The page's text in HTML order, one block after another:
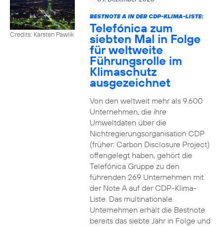
Credits: Karsten Pawlik
BESTNOTE A IN DER CDP-KLIMA-LISTE:
Telefónica zum
siebten Mal in Folge
für weltweite
Führungsrolle im
Klimaschutz
ausgezeichnet
Von den weltweit mehr als 9.600
Unternehmen, die ihre
Umweltdaten über die
Nichtregierungsorganisation CDP
(früher: Carbon Disclosure Project)
offengelegt haben, gehört die
Telefónica Gruppe zu den
führenden 269 Unternehmen mit
der Note A auf der CDP-Klima-
Liste. Das multinationale
Unternehmen erhält die Bestnote
bereits das siebte Jahr in Folge und